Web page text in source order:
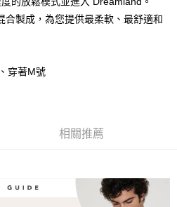
、不需儲值。
證，即可結帳。
再付款。
額後，即可完成結帳。
費通知簡訊。
立刻繳費，但若您需要取消訂單，請聯絡
消之訂單仍視為有效，需透過AFTEE先享
上)免運費
上)免運費
合製成，為您提供最柔軟、最舒適和
穿著M號
相關推薦